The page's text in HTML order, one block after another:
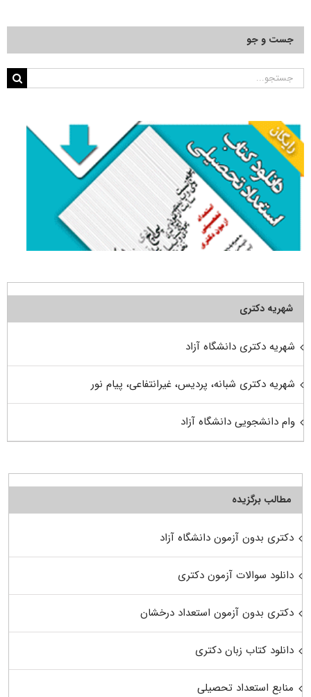
جست و جو
جستجو
شهریه دکتری
شهریه دکتری دانشگاه آزاد
شهریه دکتری شبانه، پردیس، غیرانتفاعی، پیام نور
وام دانشجویی دانشگاه آزاد
مطالب برگزیده
دکتری بدون آزمون دانشگاه آزاد
دانلود سوالات آزمون دکتری
دکتری بدون آزمون استعداد درخشان
دانلود کتاب زبان دکتری
منابع استعداد تحصیلی